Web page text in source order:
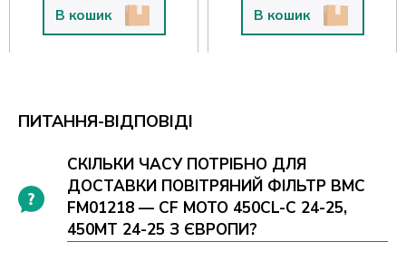
В кошик В кошик
ПИТАННЯ-ВІДПОВІДІ
СКІЛЬКИ ЧАСУ ПОТРІБНО ДЛЯ
ДОСТАВКИ ПОВІТРЯНИЙ ФІЛЬТР BMC
FM01218 — CF MOTO 450CL-C 24-25,
450MT 24-25 З ЄВРОПИ?